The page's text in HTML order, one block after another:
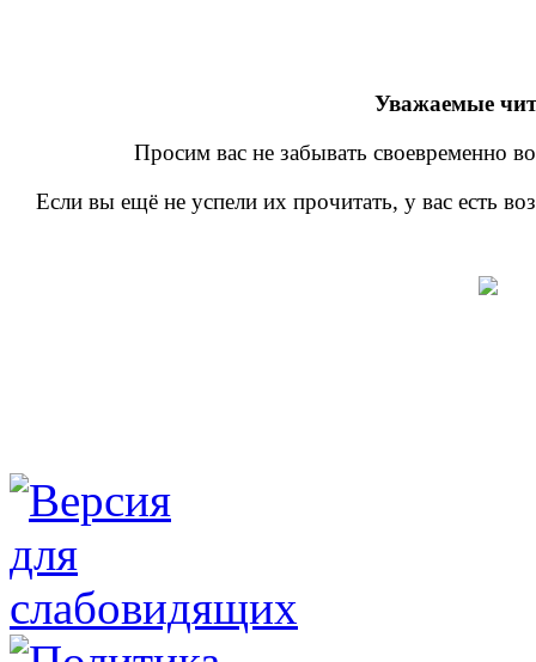
Уважаемые
Просим вас не забывать своевременно
Если вы ещё не успели их прочитать, у вас есть